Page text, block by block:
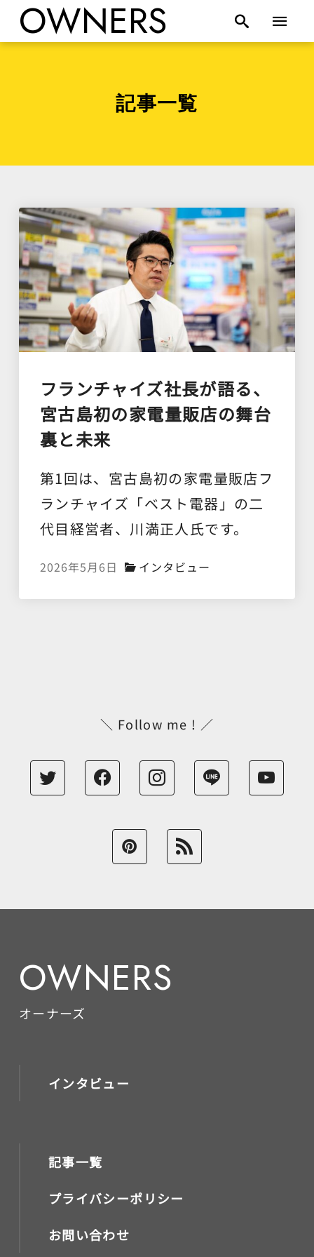
OWNERS
記事一覧
フランチャイズ社長が語る、
宮古島初の家電量販店の舞台
裏と未来
第1回は、宮古島初の家電量販店フ
ランチャイズ「ベスト電器」の二
代目経営者、川満正人氏です。
2026年5月6日 インタビュー
＼ Follow me ! ／
OWNERS
オーナーズ
インタビュー
記事一覧
プライバシーポリシー
お問い合わせ